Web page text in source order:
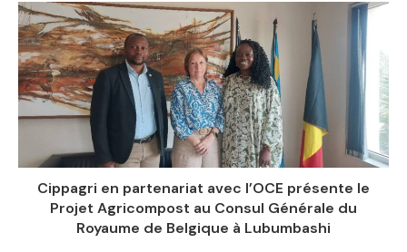
Cippagri en partenariat avec l’OCE présente le
Projet Agricompost au Consul Générale du
Royaume de Belgique à Lubumbashi